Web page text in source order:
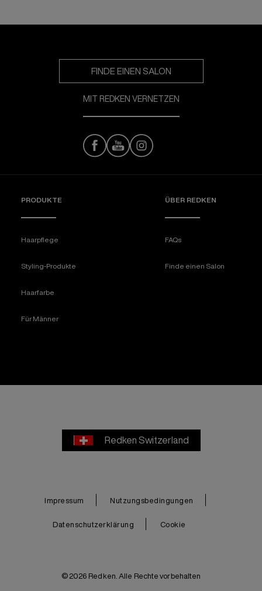
FINDE EINEN SALON
MIT REDKEN VERNETZEN
PRODUKTE
Haarpflege
Styling-Produkte
Haarfarbe
Für Männer
ÜBER REDKEN​
FAQs
Finde einen Salon
Redken Switzerland
Impressum Nutzungsbedingungen
Datenschutzerklärung Cookie
© 2026 Redken. Alle Rechte vorbehalten